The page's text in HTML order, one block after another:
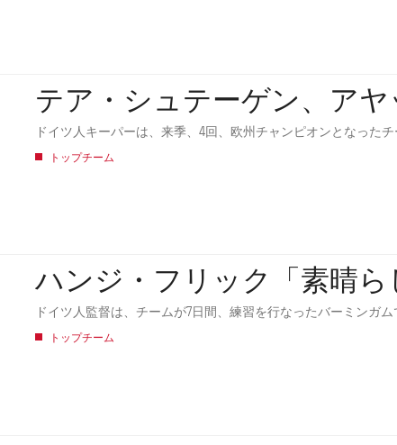
テア・シュテーゲン、ア
ドイツ人キーパーは、来季、4回、欧州チャンピオンとなった
トップチーム
ハンジ・フリック「素晴ら
ドイツ人監督は、チームが7日間、練習を行なったバーミンガ
トップチーム